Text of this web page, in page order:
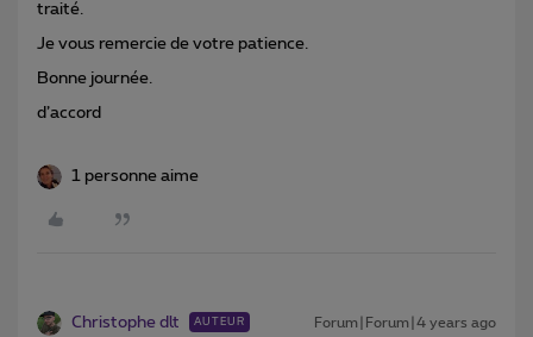
traité.
Je vous remercie de votre patience.
Bonne journée.
d’accord
1 personne aime
Christophe dlt AUTEUR Forum|Forum|4 years ago